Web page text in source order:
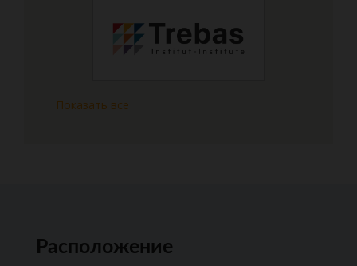
Показать все
Расположение